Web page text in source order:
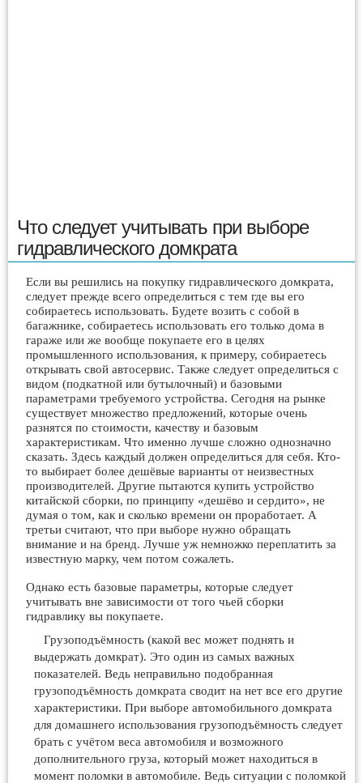
Что следует учитывать при выборе
гидравлического домкрата
Если вы решились на покупку гидравлического домкрата,
следует прежде всего определиться с тем где вы его
собираетесь использовать. Будете возить с собой в
багажнике, собираетесь использовать его только дома в
гараже или же вообще покупаете его в целях
промышленного использования, к примеру, собираетесь
открывать свой автосервис. Также следует определиться с
видом (подкатной или бутылочный) и базовыми
параметрами требуемого устройства. Сегодня на рынке
существует множество предложений, которые очень
разнятся по стоимости, качеству и базовым
характеристикам. Что именно лучше сложно однозначно
сказать. Здесь каждый должен определиться для себя. Кто-
то выбирает более дешёвые варианты от неизвестных
производителей. Другие пытаются купить устройство
китайской сборки, по принципу «дешёво и сердито», не
думая о том, как и сколько времени он проработает. А
третьи считают, что при выборе нужно обращать
внимание и на бренд. Лучше уж немножко переплатить за
известную марку, чем потом сожалеть.
Однако есть базовые параметры, которые следует
учитывать вне зависимости от того чьей сборки
гидравлику вы покупаете.
Грузоподъёмность (какой вес может поднять и
выдержать домкрат). Это один из самых важных
показателей. Ведь неправильно подобранная
грузоподъёмность домкрата сводит на нет все его другие
характеристики. При выборе автомобильного домкрата
для домашнего использования грузоподъёмность следует
брать с учётом веса автомобиля и возможного
дополнительного груза, который может находиться в
момент поломки в автомобиле. Ведь ситуации с поломкой